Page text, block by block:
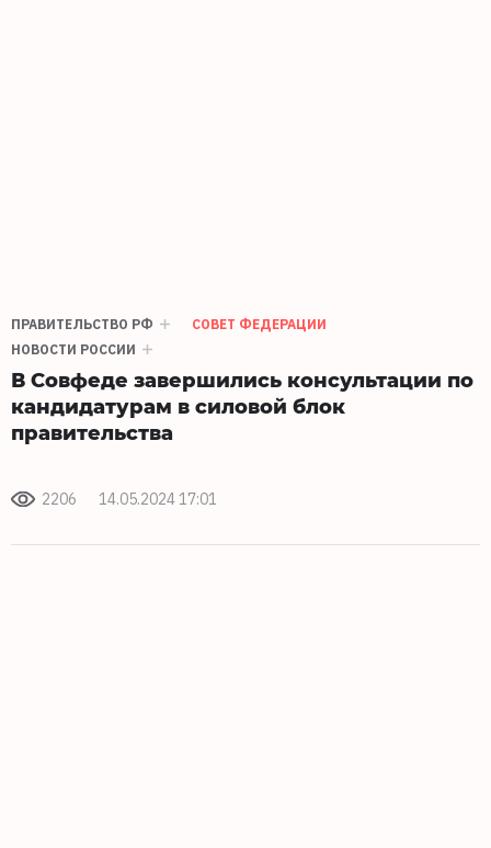
ПРАВИТЕЛЬСТВО РФ
СОВЕТ ФЕДЕРАЦИИ
НОВОСТИ РОССИИ
В Совфеде завершились консультации по
кандидатурам в силовой блок
правительства
2206 14.05.2024 17:01